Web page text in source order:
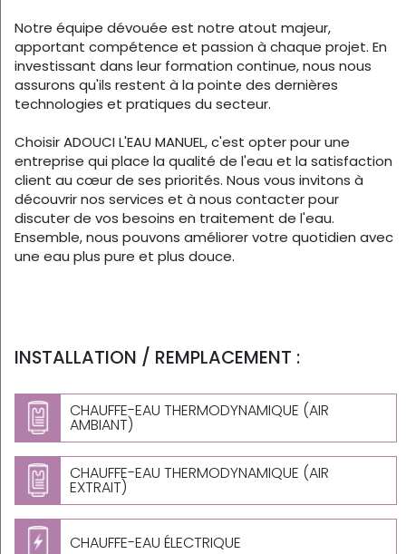
Notre équipe dévouée est notre atout majeur,
apportant compétence et passion à chaque projet. En
investissant dans leur formation continue, nous nous
assurons qu'ils restent à la pointe des dernières
technologies et pratiques du secteur.
Choisir ADOUCI L'EAU MANUEL, c'est opter pour une
entreprise qui place la qualité de l'eau et la satisfaction
client au cœur de ses priorités. Nous vous invitons à
découvrir nos services et à nous contacter pour
discuter de vos besoins en traitement de l'eau.
Ensemble, nous pouvons améliorer votre quotidien avec
une eau plus pure et plus douce.
INSTALLATION / REMPLACEMENT :
CHAUFFE-EAU THERMODYNAMIQUE (AIR
AMBIANT)
CHAUFFE-EAU THERMODYNAMIQUE (AIR
EXTRAIT)
CHAUFFE-EAU ÉLECTRIQUE